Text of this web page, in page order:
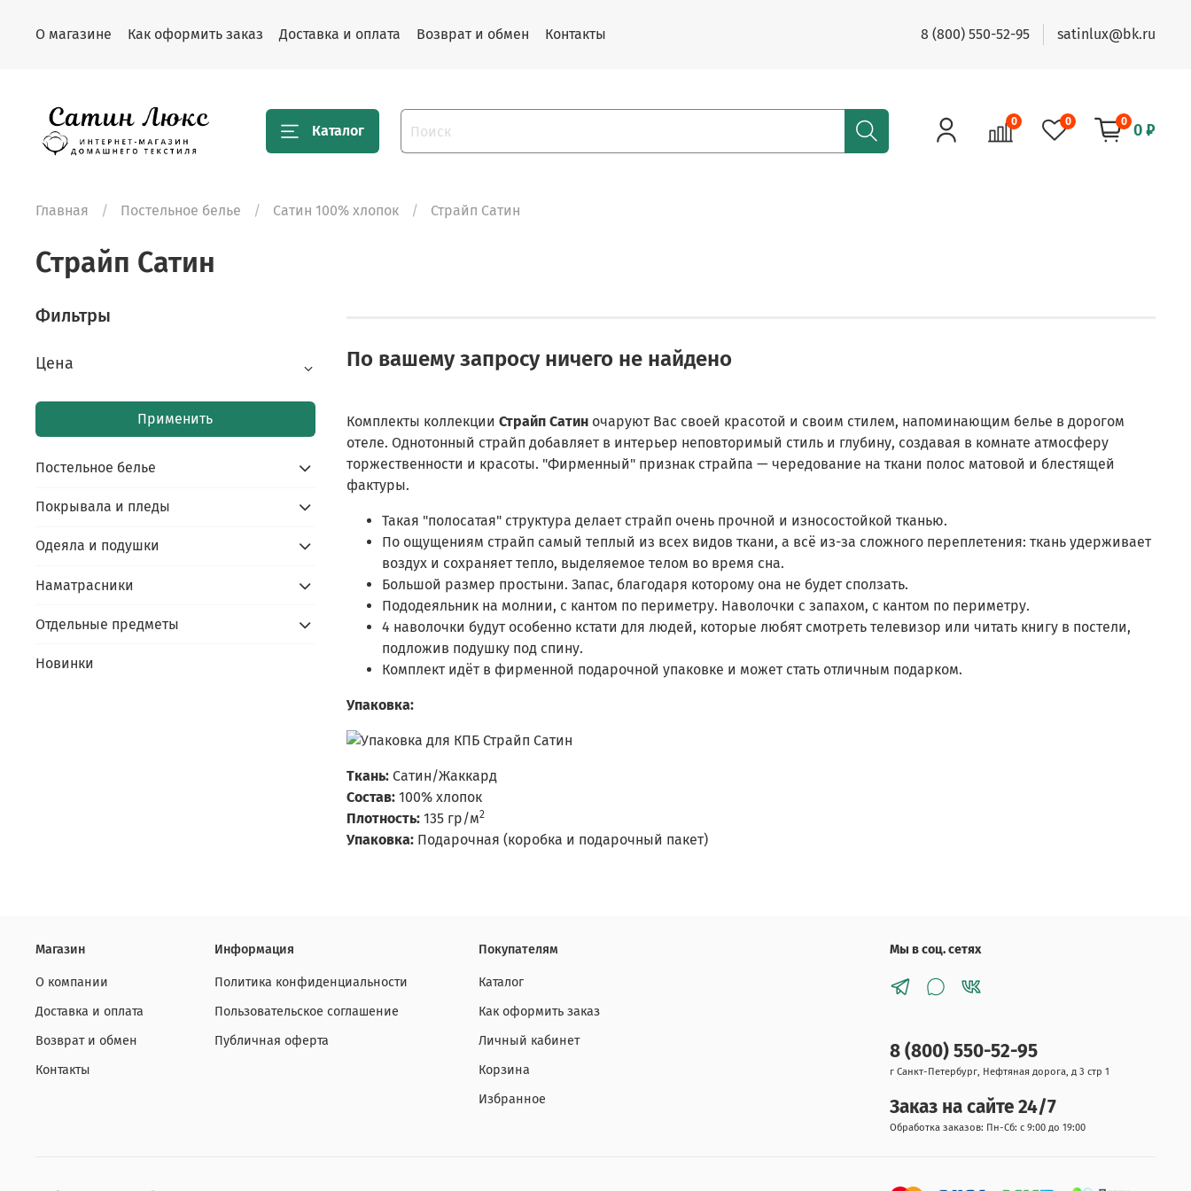
О магазине Как оформить заказ Доставка и оплата Возврат и обмен Контакты 8 (800) 550-52-95 satinlux@bk.ru
Каталог
0 0 0 0 ₽
Главная Постельное белье Сатин 100% хлопок Страйп Сатин
Страйп Сатин
По вашему запросу ничего не найдено
Комплекты коллекцииСтрайп Сатин очаруют Вас своей красотой и своим стилем, напоминающим белье в дорогом
отеле. Однотонный страйп добавляет в интерьер неповторимый стиль и глубину, создавая в комнате атмосферу
торжественности и красоты. "Фирменный" признак страйпа — чередование на ткани полос матовой и блестящей
фактуры.
Такая "полосатая" структура делает страйп очень прочной и износостойкой тканью.
По ощущениям страйп самый теплый из всех видов ткани, а всё из-за сложного переплетения: ткань удерживает
воздух и сохраняет тепло, выделяемое телом во время сна.
Большой размер простыни. Запас, благодаря которому она не будет сползать.
Пододеяльник на молнии, с кантом по периметру. Наволочки с запахом, с кантом по периметру.
4 наволочки будут особенно кстати для людей, которые любят смотреть телевизор или читать книгу в постели,
подложив подушку под спину.
Комплект идёт в фирменной подарочной упаковке и может стать отличным подарком.
Упаковка:
Ткань: Сатин/Жаккард
Состав: 100% хлопок
Плотность: 135 гр/м2
Упаковка: Подарочная (коробка и подарочный пакет)
Фильтры
Цена
Применить
Постельное белье
Покрывала и пледы
Одеяла и подушки
Наматрасники
Отдельные предметы
Новинки
Магазин
О компании
Доставка и оплата
Возврат и обмен
Контакты
Информация
Политика конфиденциальности
Пользовательское соглашение
Публичная оферта
Покупателям
Каталог
Как оформить заказ
Личный кабинет
Корзина
Избранное
Мы в соц. сетях
8 (800) 550-52-95
г Санкт-Петербург, Нефтяная дорога, д 3 стр 1
Заказ на сайте 24/7
Обработка заказов: Пн-Сб: с 9:00 до 19:00